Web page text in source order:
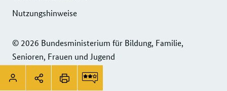
Seitenleiste:
Login
© 2026 Bundesministerium für Bildung, Familie,
Senioren, Frauen und Jugend
Service
Nutzungshinweise